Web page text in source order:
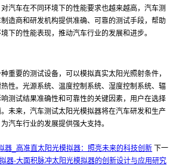
汽车在不同环境下的性能要求也越来越高，汽车测
造商和研发机构提供准确、可靠的测试手段，帮助
下的性能表现，推动汽车行业的发展和进步。
重要的测试设备，可以模拟真实太阳光照射条件，
性。光源系统、温度控制系统、湿度控制系统、辐
测试结果准确性和可靠性的关键因素，用户在选择
未来，汽车测试太阳光模拟器将在汽车研发和生产
汽车行业的发展提供强大支持。
器_高准直太阳光模拟器：照亮未来的科技创新 下一
器-大面积脉冲太阳光模拟器的创新设计与应用研究